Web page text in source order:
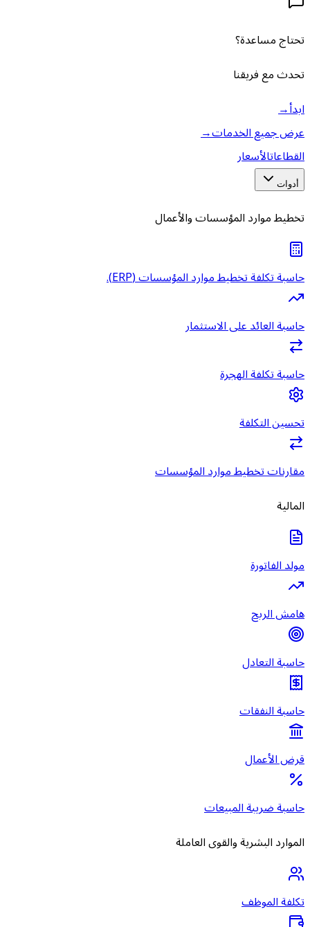
تحتاج مساعدة؟
تحدث مع فريقنا
ابدأ→
عرض جميع الخدمات→
القطاعاتالأسعار
أدوات
تخطيط موارد المؤسسات والأعمال
حاسبة تكلفة تخطيط موارد المؤسسات (ERP).
حاسبة العائد على الاستثمار
حاسبة تكلفة الهجرة
تحسين التكلفة
مقارنات تخطيط موارد المؤسسات
المالية
مولد الفاتورة
هامش الربح
حاسبة التعادل
حاسبة النفقات
قرض الأعمال
حاسبة ضريبة المبيعات
الموارد البشرية والقوى العاملة
تكلفة الموظف